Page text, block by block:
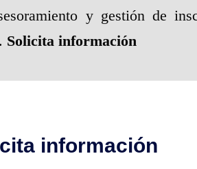
y gestión de
Solicita información
información